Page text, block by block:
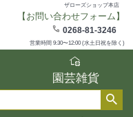
ザローズショップ本店
【お問い合わせフォーム】
0268-81-3246
営業時間 9:30〜12:00 (水土日祝を除く)
園芸雑貨
て絞り込み検索が可能
該当する品種のみ検索
。